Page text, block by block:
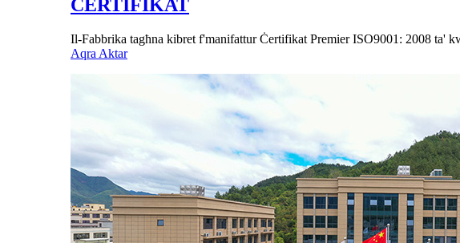
ĊERTIFIKAT
Il-Fabbrika tagħna kibret f'manifattur Ċertifikat Premier ISO9001: 2008 ta'
Aqra Aktar